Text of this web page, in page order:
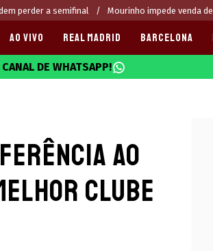
perder a semifinal Mourinho impede venda
AO VIVO REAL MADRID BARCELONA
DE WHATSAPP!
ao
clube